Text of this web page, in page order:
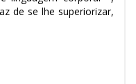
de se lhe superiorizar,